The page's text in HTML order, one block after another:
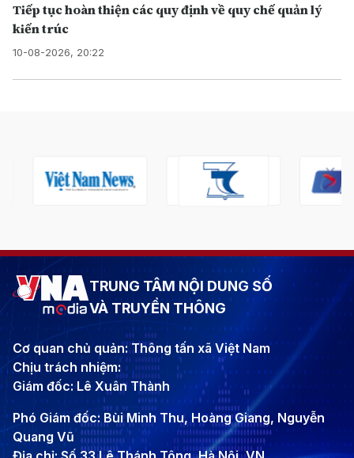
Tiếp tục hoàn thiện các quy định về quy chế quản lý
kiến trúc
10-08-2026, 20:22
TRUNG TÂM NỘI DUNG SỐ
VÀ TRUYỀN THÔNG
Cơ quan chủ quản: Thông tấn xã Việt Nam
Chịu trách nhiệm:
Giám đốc: Lê Xuân Thành
Phó Giám đốc: Bùi Minh Thu, Hoàng Giang, Nguyễn
Quang Vũ